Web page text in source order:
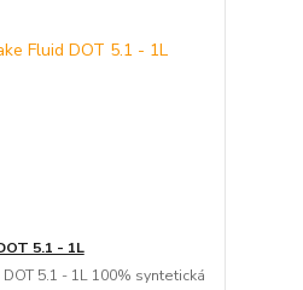
5.1 - 1L
DOT 5.1 - 1L 100% syntetická